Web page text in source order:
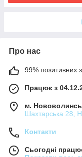
Про нас
99% позитивних з
Працює з
м.
Шахтарська 28,
Контакти
Сьогодні